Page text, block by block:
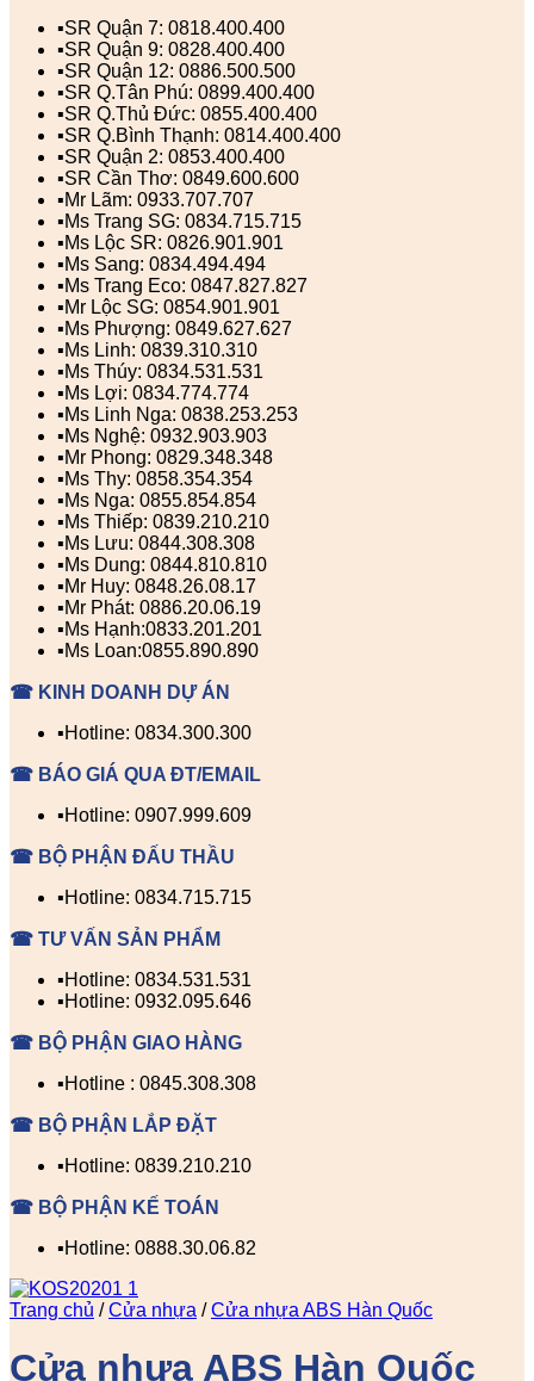
▪️SR Quận 7: 0818.400.400
▪️SR Quận 9: 0828.400.400
▪️SR Quận 12: 0886.500.500
▪️SR Q.Tân Phú: 0899.400.400
▪️SR Q.Thủ Đức: 0855.400.400
▪️SR Q.Bình Thạnh: 0814.400.400
▪️SR Quận 2: 0853.400.400
▪️SR Cần Thơ: 0849.600.600
▪️Mr Lãm: 0933.707.707
▪️Ms Trang SG: 0834.715.715
▪️Ms Lộc SR: 0826.901.901
▪️Ms Sang: 0834.494.494
▪️Ms Trang Eco: 0847.827.827
▪️Mr Lộc SG: 0854.901.901
▪️Ms Phượng: 0849.627.627
▪️Ms Linh: 0839.310.310
▪️Ms Thúy: 0834.531.531
▪️Ms Lợi: 0834.774.774
▪️Ms Linh Nga: 0838.253.253
▪️Ms Nghệ: 0932.903.903
▪️Mr Phong: 0829.348.348
▪️Ms Thy: 0858.354.354
▪️Ms Nga: 0855.854.854
▪️Ms Thiếp: 0839.210.210
▪️Ms Lưu: 0844.308.308
▪️Ms Dung: 0844.810.810
▪️Mr Huy: 0848.26.08.17
▪️Mr Phát: 0886.20.06.19
▪️Ms Hạnh:0833.201.201
▪️Ms Loan:0855.890.890
☎ KINH DOANH DỰ ÁN
▪️Hotline: 0834.300.300
☎ BÁO GIÁ QUA ĐT/EMAIL
▪️Hotline: 0907.999.609
☎ BỘ PHẬN ĐẤU THẦU
▪️Hotline: 0834.715.715
☎ TƯ VẤN SẢN PHẨM
▪️Hotline: 0834.531.531
▪️Hotline: 0932.095.646
☎ BỘ PHẬN GIAO HÀNG
▪️Hotline : 0845.308.308
☎ BỘ PHẬN LẮP ĐẶT
▪️Hotline: 0839.210.210
☎ BỘ PHẬN KẾ TOÁN
▪️Hotline: 0888.30.06.82
Trang chủ / Cửa nhựa / Cửa nhựa ABS Hàn Quốc
Cửa nhựa ABS Hàn Quốc